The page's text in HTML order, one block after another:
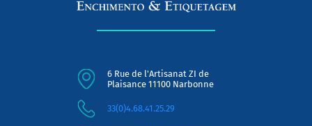
6 Rue de l'Artisanat ZI de
Plaisance 11100 Narbonne
33(0)4.68.41.25.29